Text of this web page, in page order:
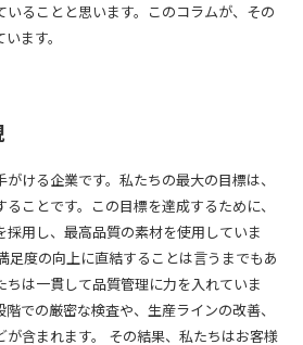
ることと思います。このコラムが、その
ます。
ける企業です。私たちの最大の目標は、
ことです。この目標を達成するために、
用し、最高品質の素材を使用していま
足度の向上に直結することは言うまでもあ
ちは一貫して品質管理に力を入れていま
での厳密な検査や、生産ラインの改善、
含まれます。 その結果、私たちはお客様